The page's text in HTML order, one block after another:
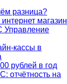
разница?
магазин
Управление
кассы в
рублей в год
отчётность на